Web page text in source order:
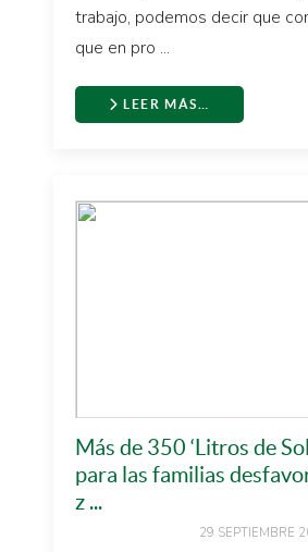
trabajo, podemos decir que
que en pro ...
LEER MÁS…
Más de 350 ‘Litros de
para las familias
z ...
29 SEPTIEMBRE